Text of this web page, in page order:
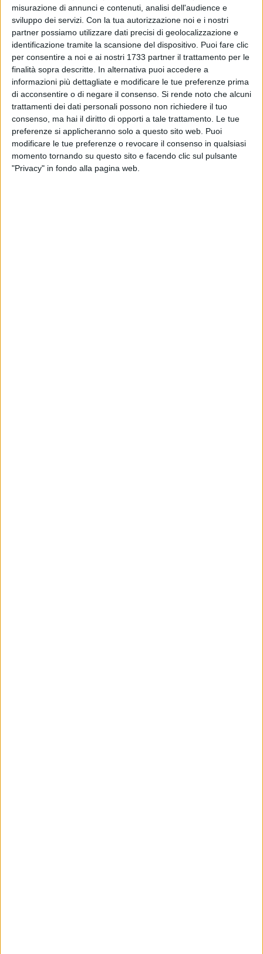
misurazione di annunci e contenuti, analisi dell'audience e
sviluppo dei servizi. Con la tua autorizzazione noi e i nostri
partner possiamo utilizzare dati precisi di geolocalizzazione e
identificazione tramite la scansione del dispositivo. Puoi fare clic
per consentire a noi e ai nostri 1733 partner il trattamento per le
finalità sopra descritte. In alternativa puoi accedere a
informazioni più dettagliate e modificare le tue preferenze prima
di acconsentire o di negare il consenso. Si rende noto che alcuni
trattamenti dei dati personali possono non richiedere il tuo
consenso, ma hai il diritto di opporti a tale trattamento. Le tue
preferenze si applicheranno solo a questo sito web. Puoi
modificare le tue preferenze o revocare il consenso in qualsiasi
momento tornando su questo sito e facendo clic sul pulsante
"Privacy" in fondo alla pagina web.
Dopo l'ammassamento in via don Luigi Sturzo, i reparti si
schierano in piazza Vittorio Veneto dove vengono salutati
dalle autorità.
Alle or 9, in via Nazionale, i Bersaglieri iniziano a sfilare sul
percorso cittadino. E si andrà avanti fino alle 13.00. In
conclusione gli onori alle autorità, il passaggio della stecca
tra i comitati del 67° e del 68° raduno nazionale dei
Bersaglieri. L'ultimo atto, alle ore 17.00, con
l'ammainabandiera.
I "cappelli piumati" sono giunti da tutta Italia.